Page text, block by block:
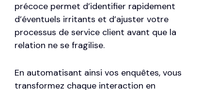
précoce permet d’identifier rapidement
d’éventuels irritants et d’ajuster votre
processus de service client avant que la
relation ne se fragilise.
En automatisant ainsi vos enquêtes, vous
transformez chaque interaction en